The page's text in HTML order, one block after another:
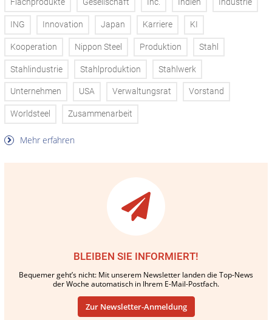
Flachprodukte Gesellschaft Inc. Indien Industrie
ING Innovation Japan Karriere KI
Kooperation Nippon Steel Produktion Stahl
Stahlindustrie Stahlproduktion Stahlwerk
Unternehmen USA Verwaltungsrat Vorstand
Worldsteel Zusammenarbeit
Mehr erfahren
BLEIBEN SIE INFORMIERT!
Bequemer geht’s nicht: Mit unserem Newsletter landen die Top-News
der Woche automatisch in Ihrem E-Mail-Postfach.
Zur Newsletter-Anmeldung